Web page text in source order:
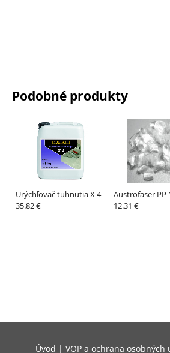
Podobné produkty
Urýchľovač tuhnutia X 4
35.82 €
Austrofaser PP
12.31 €
Úvod | VOP a ochrana osobných